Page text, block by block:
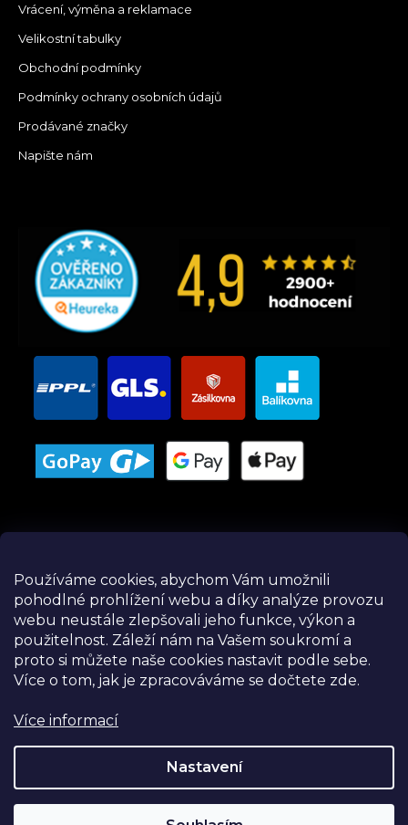
Používáme cookies, abychom Vám umožnili
pohodlné prohlížení webu a díky analýze provozu
webu neustále zlepšovali jeho funkce, výkon a
použitelnost. Záleží nám na Vašem soukromí a
proto si můžete naše cookies nastavit podle sebe.
Více o tom, jak je zpracováváme se dočtete zde.
Více informací
Nastavení
Vrácení, výměna a reklamace
Velikostní tabulky
Obchodní podmínky
Podmínky ochrany osobních údajů
Prodávané značky
Napište nám
Instagram